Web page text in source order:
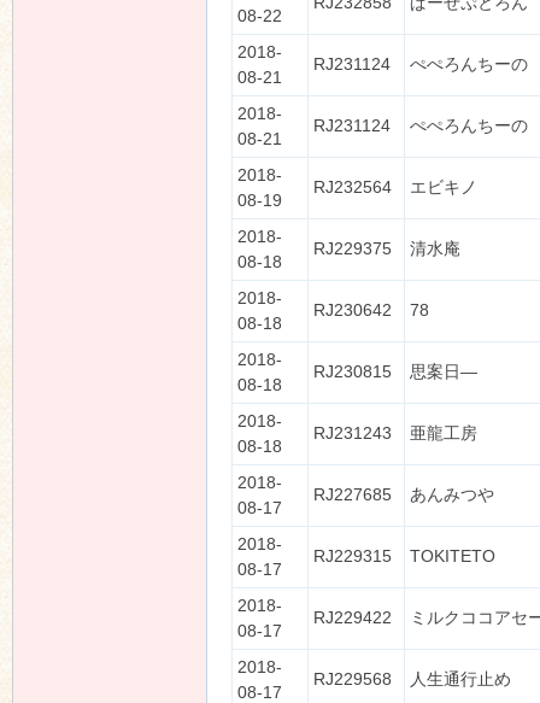
08-22
2018-
08-21
RJ231124 ぺぺろんちーの
2018-
08-21
RJ231124 ぺぺろんちーの
2018-
08-19
RJ232564 エビキノ
2018-
08-18
RJ229375 清水庵
2018-
08-18
RJ230642 78
2018-
08-18
RJ230815 思案日―
2018-
08-18
RJ231243 亜龍工房
2018-
08-17
RJ227685 あんみつや
2018-
08-17
RJ229315 TOKITETO
2018-
08-17
RJ229422 ミルクココアセ
2018-
08-17
RJ229568 人生通行止め